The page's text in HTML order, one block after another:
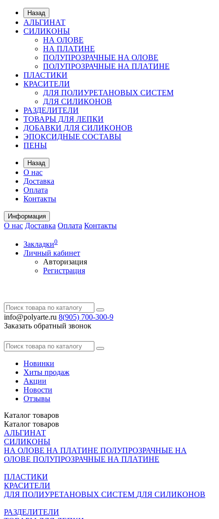
Назад
АЛЬГИНАТ
СИЛИКОНЫ
НА ОЛОВЕ
НА ПЛАТИНЕ
ПОЛУПРОЗРАЧНЫЕ НА ОЛОВЕ
ПОЛУПРОЗРАЧНЫЕ НА ПЛАТИНЕ
ПЛАСТИКИ
КРАСИТЕЛИ
ДЛЯ ПОЛИУРЕТАНОВЫХ СИСТЕМ
ДЛЯ СИЛИКОНОВ
РАЗДЕЛИТЕЛИ
ТОВАРЫ ДЛЯ ЛЕПКИ
ДОБАВКИ ДЛЯ СИЛИКОНОВ
ЭПОКСИДНЫЕ СОСТАВЫ
ПЕНЫ
Назад
О нас
Доставка
Оплата
Контакты
Информация
О нас Доставка Оплата Контакты
Закладки0
Личный кабинет
Авторизация
Регистрация
info@polyarte.ru 8(905) 700-300-9
Заказать обратный звонок
Новинки
Хиты продаж
Акции
Новости
Отзывы
Каталог товаров
Каталог товаров
АЛЬГИНАТ
СИЛИКОНЫ
НА ОЛОВЕ НА ПЛАТИНЕ ПОЛУПРОЗРАЧНЫЕ НА
ОЛОВЕ ПОЛУПРОЗРАЧНЫЕ НА ПЛАТИНЕ
ПЛАСТИКИ
КРАСИТЕЛИ
ДЛЯ ПОЛИУРЕТАНОВЫХ СИСТЕМ ДЛЯ СИЛИКОНОВ
РАЗДЕЛИТЕЛИ